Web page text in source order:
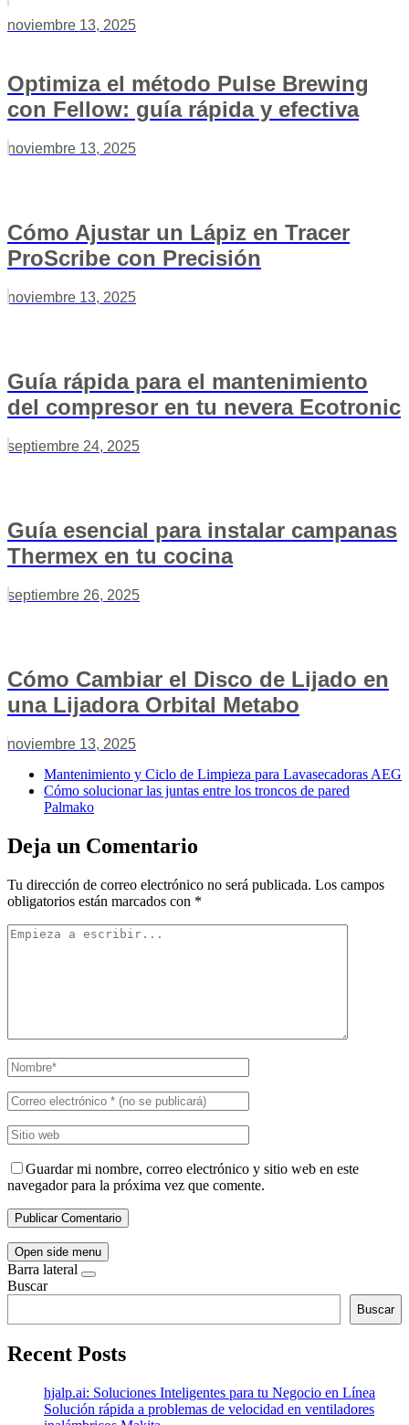
noviembre 13, 2025
Optimiza el método Pulse Brewing
con Fellow: guía rápida y efectiva
noviembre 13, 2025
Cómo Ajustar un Lápiz en Tracer
ProScribe con Precisión
noviembre 13, 2025
Guía rápida para el mantenimiento
del compresor en tu nevera Ecotronic
septiembre 24, 2025
Guía esencial para instalar campanas
Thermex en tu cocina
septiembre 26, 2025
Cómo Cambiar el Disco de Lijado en
una Lijadora Orbital Metabo
noviembre 13, 2025
Mantenimiento y Ciclo de Limpieza para Lavasecadoras AEG
Cómo solucionar las juntas entre los troncos de pared
Palmako
Deja un Comentario
Tu dirección de correo electrónico no será publicada. Los campos
obligatorios están marcados con *
Guardar mi nombre, correo electrónico y sitio web en este
navegador para la próxima vez que comente.
Open side menu
Barra lateral
Buscar
Buscar
Recent Posts
hjalp.ai: Soluciones Inteligentes para tu Negocio en Línea
Solución rápida a problemas de velocidad en ventiladores